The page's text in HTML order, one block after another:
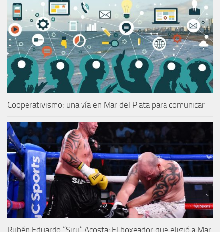
Cooperativismo: una vía en Mar del Plata para comunicar
Rubén Eduardo “Siru” Acosta: El boxeador que eligió a Mar